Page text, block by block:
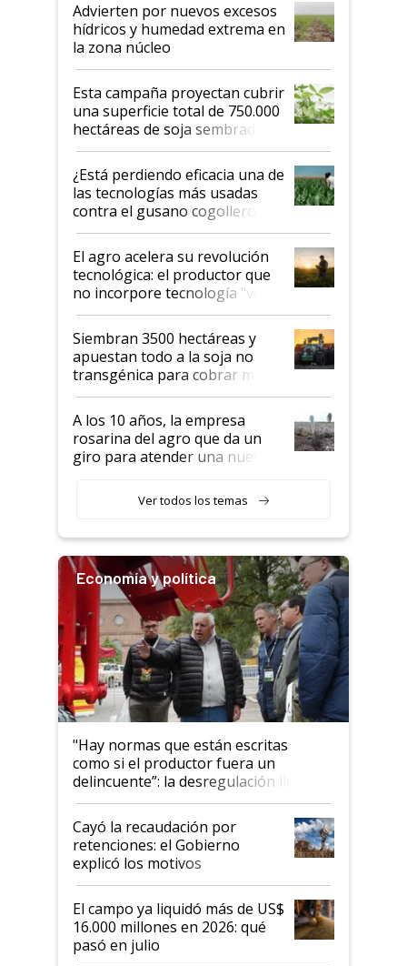
Advierten por nuevos excesos
hídricos y humedad extrema en
la zona núcleo
Esta campaña proyectan cubrir
una superficie total de 750.000
hectáreas de soja sembradas
con una nueva generación de
variedades que marcan un
salto tecnológico en genética y
rendimiento
¿Está perdiendo eficacia una de
las tecnologías más usadas
contra el gusano cogollero? El
desafío de una tecnología clave
El agro acelera su revolución
tecnológica: el productor que
no incorpore tecnología "va a
perder el tren"
Siembran 3500 hectáreas y
apuestan todo a la soja no
transgénica para cobrar más
por tonelada: compraron un
semillero
A los 10 años, la empresa
rosarina del agro que da un
giro para atender una nueva
Ver todos los temas
Economía y política
"Hay normas que están escritas
como si el productor fuera un
delincuente”: la desregulación llegó
al Congreso Aapresid y hasta se
habló del financiamiento al IPCVA
Cayó la recaudación por
retenciones: el Gobierno
explicó los motivos
El campo ya liquidó más de US$
16.000 millones en 2026: qué
pasó en julio